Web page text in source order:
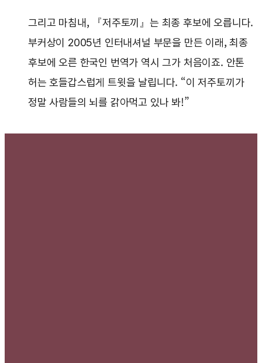
그리고 마침내, 『저주토끼』는 최종 후보에 오릅니다.
부커상이 2005년 인터내셔널 부문을 만든 이래, 최종
후보에 오른 한국인 번역가 역시 그가 처음이죠. 안톤
허는 호들갑스럽게 트윗을 날립니다. “이 저주토끼가
정말 사람들의 뇌를 갉아먹고 있나 봐!”